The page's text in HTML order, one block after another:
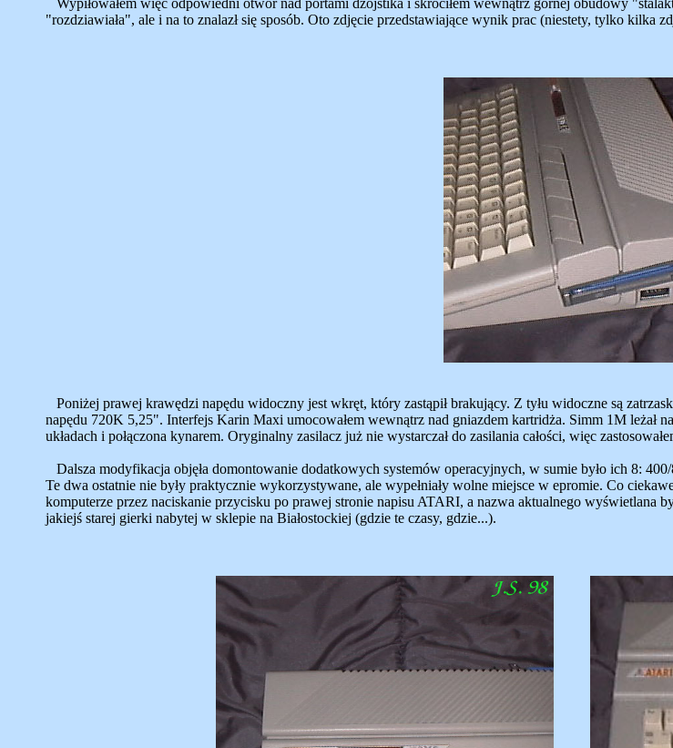
Wypiłowałem więc odpowiedni otwór nad portami dżojstika i skróciłem wewnątrz górnej obudowy
"rozdziawiała", ale i na to znalazł się sposób. Oto zdjęcie przedstawiające wynik prac (niestety, tylko kilka
Poniżej prawej krawędzi napędu widoczny jest wkręt, który zastąpił brakujący. Z tyłu widoczne są
napędu 720K 5,25". Interfejs Karin Maxi umocowałem wewnątrz nad gniazdem kartridża. Simm 1M leżał
układach i połączona kynarem. Oryginalny zasilacz już nie wystarczał do zasilania całości, więc
Dalsza modyfikacja objęła domontowanie dodatkowych systemów operacyjnych, w sumie było ich
Te dwa ostatnie nie były praktycznie wykorzystywane, ale wypełniały wolne miejsce w epromie. Co
komputerze przez naciskanie przycisku po prawej stronie napisu ATARI, a nazwa aktualnego wyświetlana
jakiejś starej gierki nabytej w sklepie na Białostockiej (gdzie te czasy, gdzie...).